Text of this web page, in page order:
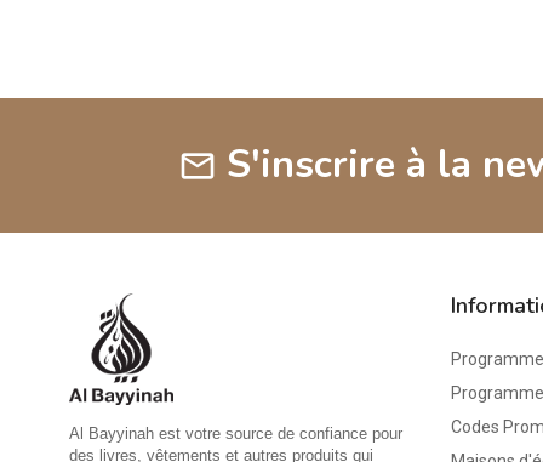
mail S'inscrire à la
Al Bayyinah est votre source de confiance pour
des livres, vêtements et autres produits qui
Codes